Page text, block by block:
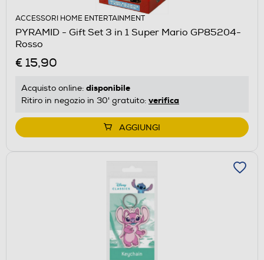
ACCESSORI HOME ENTERTAINMENT
PYRAMID - Gift Set 3 in 1 Super Mario GP85204-
Rosso
€ 15,90
Acquisto online: disponibile
Ritiro in negozio in 30' gratuito: verifica
AGGIUNGI